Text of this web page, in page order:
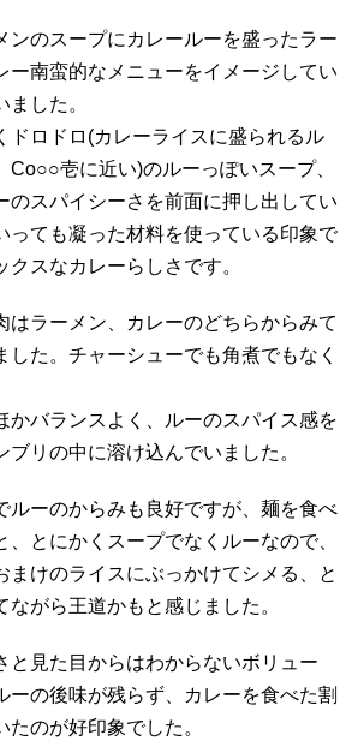
ンのスープにカレールーを盛ったラー
ー南蛮的なメニューをイメージしてい
ました。
ドロドロ(カレーライスに盛られるル
Co○○壱に近い)のルーっぽいスープ、
のスパイシーさを前面に押し出してい
っても凝った材料を使っている印象で
クスなカレーらしさです。
はラーメン、カレーのどちらからみて
した。チャーシューでも角煮でもなく
かバランスよく、ルーのスパイス感を
リの中に溶け込んでいました。
ルーのからみも良好ですが、麺を食べ
、とにかくスープでなくルーなので、
まけのライスにぶっかけてシメる、と
ながら王道かもと感じました。
と見た目からはわからないボリュー
ーの後味が残らず、カレーを食べた割
のが好印象でした。